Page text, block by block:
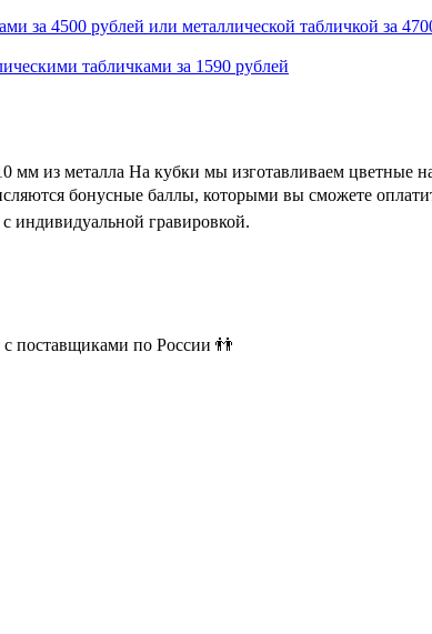
за 4500 рублей или металлической табличкой за
табличками за 1590 рублей
мм из металла На кубки мы изготавливаем цветные
бонусные баллы, которыми вы сможете
индивидуальной гравировкой.
с поставщиками по России 👬